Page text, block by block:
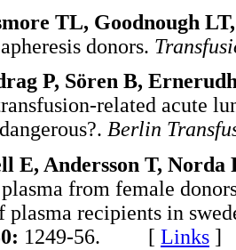
TL, Goodnough
donors.
P, Sören B,
related acute
Berlin
E, Andersson T,
from female
plasma recipients in
1249-56. [ Links ]